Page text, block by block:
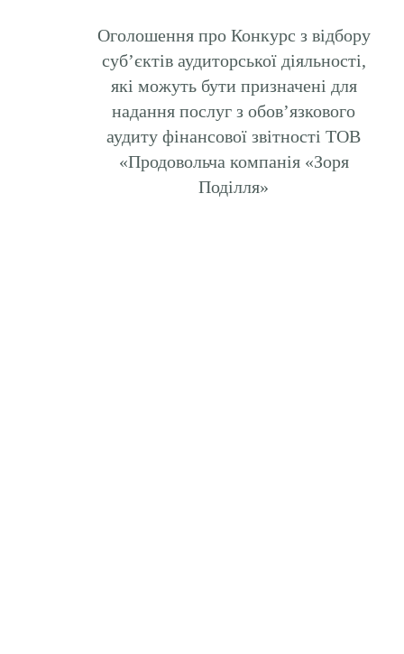
Оголошення про Конкурс з відбору
суб’єктів аудиторської діяльності,
які можуть бути призначені для
надання послуг з обов’язкового
аудиту фінансової звітності ТОВ
«Продовольча компанія «Зоря
Поділля»